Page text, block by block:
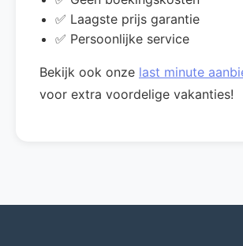
✅ Laagste prijs garantie
✅ Persoonlijke service
Bekijk ook onze last minute
voor extra voordelige vakanties!